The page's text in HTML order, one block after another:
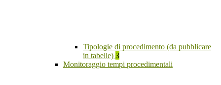
Tipologie di procedimento (da pubblicare
in tabelle) 3
Monitoraggio tempi procedimentali